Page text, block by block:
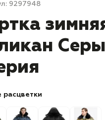
9297948
расцветки